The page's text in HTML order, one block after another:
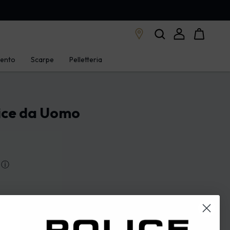
Scarpe Pelletteria
da Uomo
ⓘ